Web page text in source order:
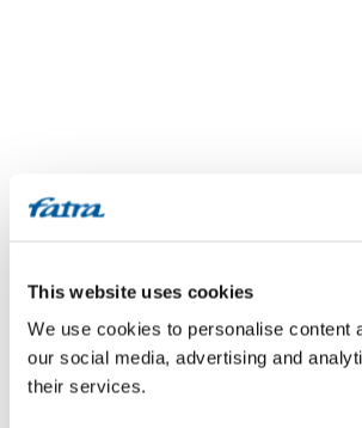
This website uses cookies
We use cookies to personalise content
our social media, advertising and
their services.